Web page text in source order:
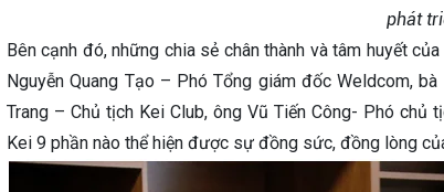
phát
Bên cạnh đó, những chia sẻ chân thành và tâm huyết
Nguyễn Quang Tạo – Phó Tổng giám đốc Weldcom,
Trang – Chủ tịch Kei Club, ông Vũ Tiến Công- Phó
Kei 9 phần nào thể hiện được sự đồng sức, đồng lòng